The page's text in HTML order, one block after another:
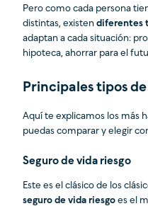
Pero como cada persona
distintas, existen diferentes
adaptan a cada situación:
hipoteca, ahorrar para el
Principales tipos
Aquí te explicamos los más
puedas comparar y elegir
Seguro de vida riesgo
Este es el clásico de los
seguro de vida riesgo es el